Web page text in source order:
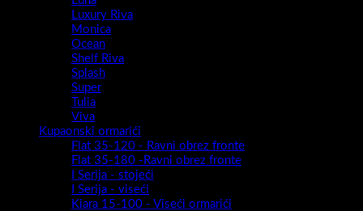
Luxury Riva
Monica
Ocean
Shelf Riva
Splash
Super
Tulia
Viva
Kupaonski ormarići
Flat 35-120 - Ravni obrez fronte
Flat 35-180 -Ravni obrez fronte
I Serija - stojeći
I Serija - viseći
Kiara 15-100 - Viseći ormarići